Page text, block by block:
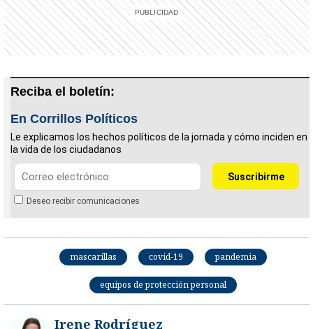
Reciba el boletín:
En Corrillos Políticos
Le explicamos los hechos políticos de la jornada y cómo inciden en
la vida de los ciudadanos
Deseo recibir comunicaciones
mascarillas covid-19 pandemia
equipos de protección personal
Irene Rodríguez